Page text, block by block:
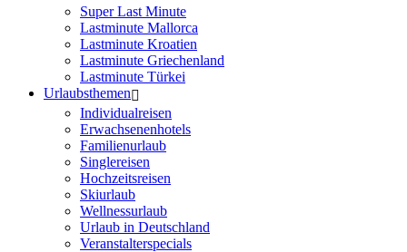
Super Last Minute
Lastminute Mallorca
Lastminute Kroatien
Lastminute Griechenland
Lastminute Türkei
Urlaubsthemen
Individualreisen
Erwachsenenhotels
Familienurlaub
Singlereisen
Hochzeitsreisen
Skiurlaub
Wellnessurlaub
Urlaub in Deutschland
Veranstalterspecials